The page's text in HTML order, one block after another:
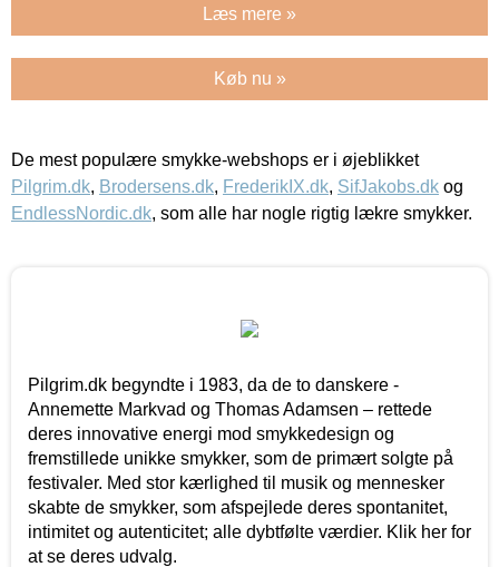
Læs mere »
Køb nu »
De mest populære smykke-webshops er i øjeblikket
Pilgrim.dk, Brodersens.dk, FrederikIX.dk, SifJakobs.dk og
EndlessNordic.dk, som alle har nogle rigtig lækre smykker.
Pilgrim.dk begyndte i 1983, da de to danskere -
Annemette Markvad og Thomas Adamsen – rettede
deres innovative energi mod smykkedesign og
fremstillede unikke smykker, som de primært solgte på
festivaler. Med stor kærlighed til musik og mennesker
skabte de smykker, som afspejlede deres spontanitet,
intimitet og autenticitet; alle dybtfølte værdier. Klik her for
at se deres udvalg.